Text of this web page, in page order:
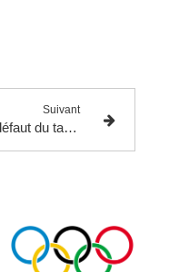
Suivant
Individualisation par défaut du taux de prélèvement à la source des conjoints et partenaires liés par un pacte civil de solidarité et soumis à imposition commune.